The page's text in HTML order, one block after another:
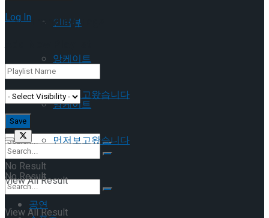
인터뷰
앙케이트
먼저보고왔습니다
No Result
View All Result
Trending Tags
인터뷰
앙케이트
먼저보고왔습니다
Log In
No Result
View All Result
공연